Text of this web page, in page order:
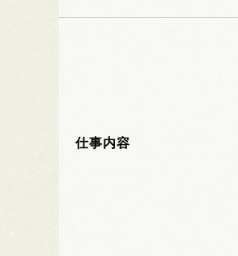
仕事内容